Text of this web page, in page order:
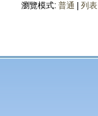
瀏覽模式: 普通 列表